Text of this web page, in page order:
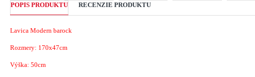
POPIS PRODUKTU RECENZIE PRODUKTU
Lavica Modern barock
Rozmery: 170x47cm
Výška: 50cm